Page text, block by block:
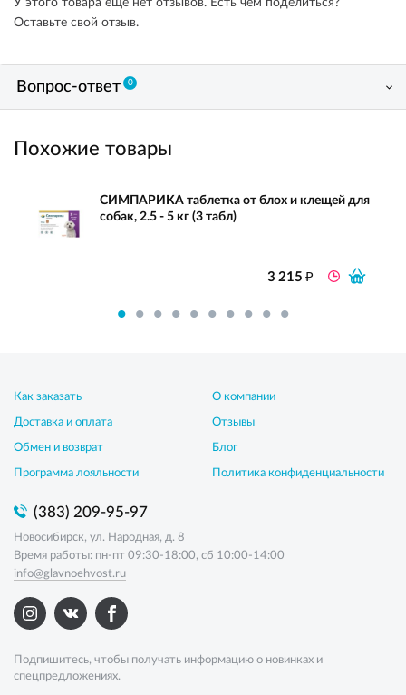
У этого товара ещё нет отзывов. Есть чем поделиться?
Оставьте свой отзыв.
Вопрос-ответ 0
Похожие товары
СИМПАРИКА таблетка от блох и клещей для
собак, 2.5 - 5 кг (3 табл)
3 215₽
Как заказать
Доставка и оплата
Обмен и возврат
Программа лояльности
О компании
Отзывы
Блог
Политика конфиденциальности
(383) 209-95-97
Новосибирск, ул. Народная, д. 8
Время работы: пн-пт 09:30-18:00, сб 10:00-14:00
info@glavnoehvost.ru
Подпишитесь, чтобы получать информацию о новинках и
спецпредложениях.